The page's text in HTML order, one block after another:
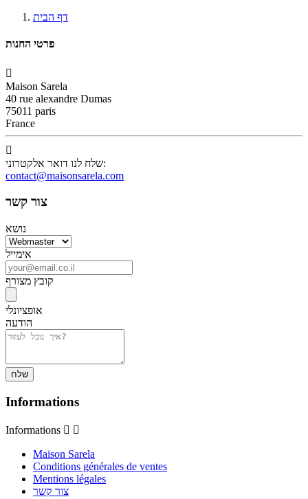
דף הבית
פרטי החנות

Maison Sarela
40 rue alexandre Dumas
75011 paris
France

שלח לנו דואר אלקטרוני:
contact@maisonsarela.com
צור קשר
נושא
אימייל
קובץ מצורף
אופציונלי
הודעה
Informations
Informations  
Maison Sarela
Conditions générales de ventes
Mentions légales
צור קשר